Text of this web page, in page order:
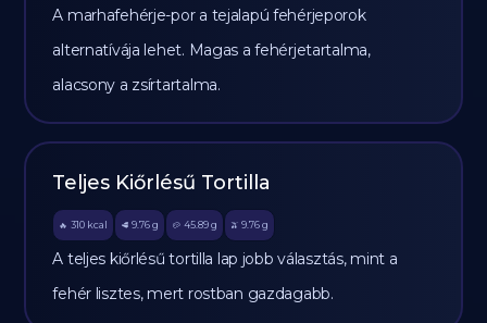
A marhafehérje-por a tejalapú fehérjeporok
alternatívája lehet. Magas a fehérjetartalma,
alacsony a zsírtartalma.
Teljes Kiőrlésű Tortilla
🔥 310 kcal 🥩 9.76 g 🥔 45.89g 🫒 9.76 g
A teljes kiőrlésű tortilla lap jobb választás, mint a
fehér lisztes, mert rostban gazdagabb.